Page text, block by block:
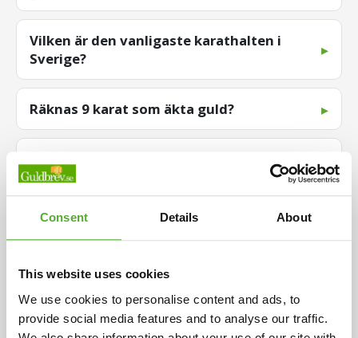
Consent Details About
This website uses cookies
We use cookies to personalise content and ads, to
provide social media features and to analyse our traffic.
Vilken är den vanligaste karathalten i
Sverige?
Räknas 9 karat som äkta guld?
Hur mycket är mitt guld värt?
Trustpilot